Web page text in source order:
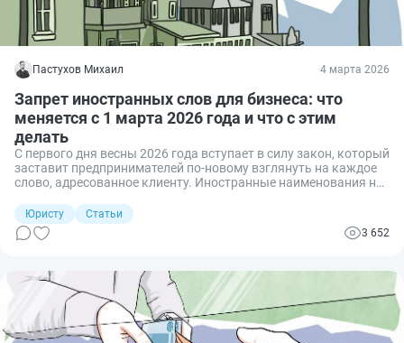
Пастухов Михаил 4 марта 2026
Запрет иностранных слов для бизнеса: что
меняется с 1 марта 2026 года и что с этим
делать
С первого дня весны 2026 года вступает в силу закон, который
заставит предпринимателей по-новому взглянуть на каждое
слово, адресованное клиенту. Иностранные наименования на
упаковке должны уступить место русскому языку. Объясняем,
как провести аудит, на какие словари опираться и какие
санкции предусмотрены за нарушения.
Юристу
Статьи
3 652